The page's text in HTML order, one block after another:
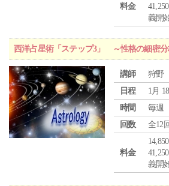
料金
義開
西洋占星術「ステップ3」 ～性格の細密
講師
狩野
日程
1月
時間
毎週
回数
全12
料金
義開